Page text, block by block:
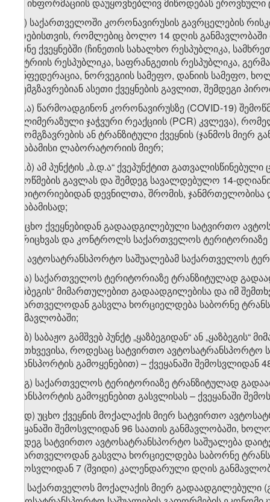
ბ.გ) ინფორმაციის დაუყოვნებლივ მიწოდებას ეროვნული
ბ.დ) საქართველოში კორონავირუსის გავრცელების
პირებისთვის, რომლებიც ბოლო 14 დღის
მქონე ქვეყნებში (ჩინეთის სახალხო რესპუბლიკა,
ავსტრიის რესპუბლიკა, საფრანგეთის რესპუბლიკა,
კონფედერაცია, ნორვეგიის სამეფო, დანიის სამეფო,
მოემგზავრებიან ასეთი ქვეყნების გავლით, შემდეგი
ბ.დ.ა) წარმოადგინონ კორონავირუსზე (COVID-19)
პოლიმერაზული ჯაჭვური რეაქციის (PCR) კვლევა),
გამომგზავრების ან ტრანზიტული ქვეყნის (ჯანმოს მიერ
შესაბამისი ლაბორატორიის მიერ;
ბ.დ.ბ) ამ პუნქტის „ბ.დ.ა“ ქვეპუნქტით
შემოწმების გავლას და შემდეგ სავალდებულო 14-
ტერიტორიებიდან დევნილთა, შრომის,
შესაბამისად;
გ) უცხო ქვეყნებიდან გადაადგილებული სატვირთო
აღრიცხვას და კონტროლს საქართველოს ტერიტორიაზე
გ.ა) ავტოსატრანსპორტო საშუალებამ საქართველოს
გ.ა.ა) საქართველოს ტერიტორიაზე ტრანზიტულად
„ყაზბეგის“ მიმართულებით გადაადგილებისა და იმ
საქართველოდან გასვლა ხორციელდება საბორნე
განმავლობაში;
გ.ა.ბ) საბაჟო გამშვებ პუნქტ „ყაზბეგიდან“ ან
შემთხვევისა, როდესაც სატვირთო
ტრანსპორტის გამოყენებით) – ქვეყანაში შემოსვლიდან
გ.ა.გ) საქართველოს ტერიტორიაზე ტრანზიტულად
ტრანსპორტის გამოყენებით გასვლისას – ქვეყანაში
გ.ა.დ) უცხო ქვეყნის მოქალაქის მიერ სატვირთო
ქვეყანაში შემოსვლიდან 96 საათის განმავლობაში,
შემდეგ სატვირთო ავტოსატრანსპორტო საშუალება
საქართველოდან გასვლა ხორციელდება საბორნე
შემოსვლიდან 7 (შვიდი) კალენდარული დღის
გ.ბ) საქართველოს მოქალაქის მიერ